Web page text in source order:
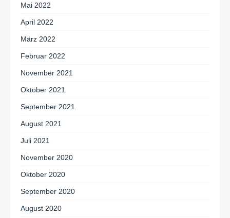
Mai 2022
April 2022
März 2022
Februar 2022
November 2021
Oktober 2021
September 2021
August 2021
Juli 2021
November 2020
Oktober 2020
September 2020
August 2020